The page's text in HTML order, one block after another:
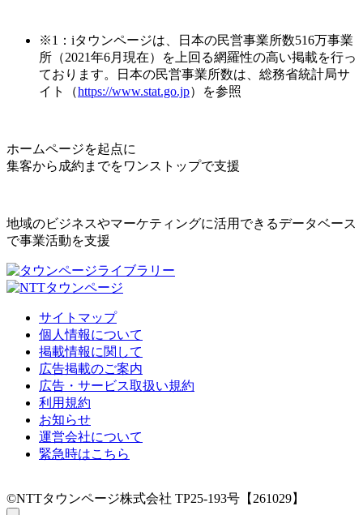
※1：iタウンページは、日本の民営事業所数516万事業
所（2021年6月現在）を上回る網羅性の高い掲載を行っ
ております。日本の民営事業所数は、総務省統計局サ
イト（https://www.stat.go.jp）を参照
ホームページを起点に
集客から成約までをワンストップで支援
地域のビジネスやマーケティングに活用できるデータベース
で事業活動を支援
サイトマップ
個人情報について
掲載情報に関して
広告掲載のご案内
広告・サービス取扱い規約
利用規約
お知らせ
運営会社について
緊急時はこちら
©NTTタウンページ株式会社 TP25-193号【261029】